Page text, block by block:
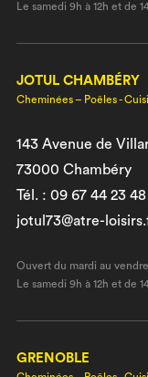
Le samedi 9h à 12h et de
JOTUL CHAMBÉRY
Cheminées – Poêles -
143 Avenue de
73000 Chambéry
Tél. : 09 67 44 23 48
jotul73@atre-
Ouvert du mardi au
Le samedi 9h à 12h et de
GRENOBLE